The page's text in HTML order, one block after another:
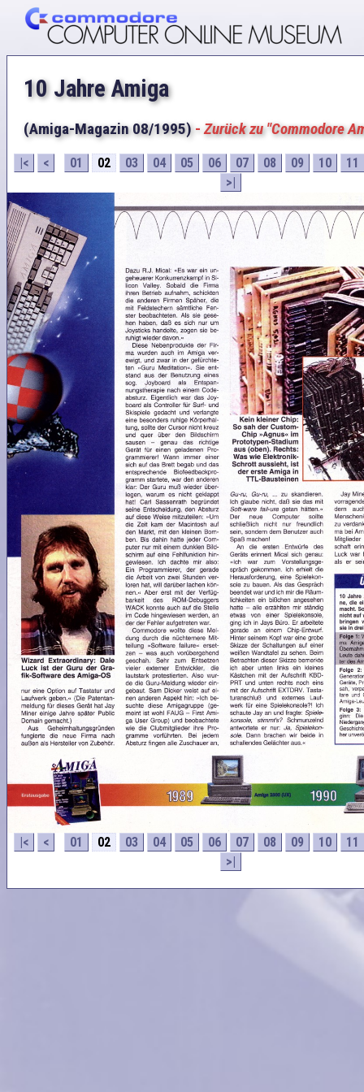
10 Jahre Amiga
(Amiga-Magazin 08/1995)-Zurück zu "Commodore
|< < 01 02 03 04 05 06 07 08 09 10
11
>|
|< < 01 02 03 04 05 06 07 08 09 10
11
>|